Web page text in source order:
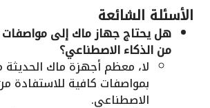
الأسئلة الشائعة
هل يحتاج جهاز ماك إلى مواصفات
من الذكاء الاصطناعي؟
لا، معظم أجهزة ماك
بمواصفات كافية للاستفادة
الاصطناعي.